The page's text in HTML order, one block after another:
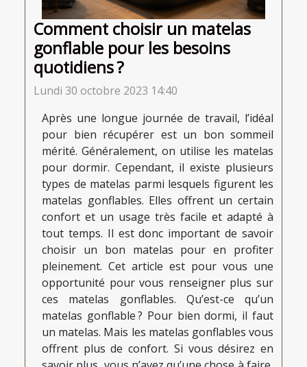
Comment choisir un matelas
gonflable pour les besoins
quotidiens ?
Lundi 30 octobre 2023 14:40
Après une longue journée de travail, l’idéal
pour bien récupérer est un bon sommeil
mérité. Généralement, on utilise les matelas
pour dormir. Cependant, il existe plusieurs
types de matelas parmi lesquels figurent les
matelas gonflables. Elles offrent un certain
confort et un usage très facile et adapté à
tout temps. Il est donc important de savoir
choisir un bon matelas pour en profiter
pleinement. Cet article est pour vous une
opportunité pour vous renseigner plus sur
ces matelas gonflables. Qu’est-ce qu’un
matelas gonflable ? Pour bien dormi, il faut
un matelas. Mais les matelas gonflables vous
offrent plus de confort. Si vous désirez en